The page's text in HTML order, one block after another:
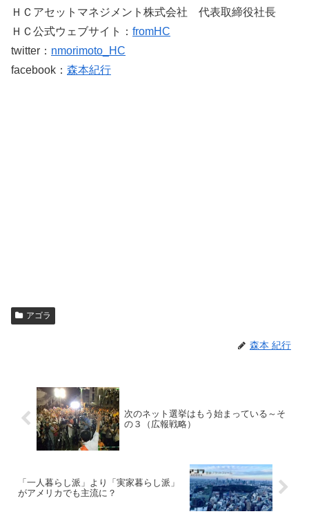
ＨＣアセットマネジメント株式会社 代表取締役社長
ＨＣ公式ウェブサイト： fromHC
twitter： nmorimoto_HC
facebook： 森本紀行
アゴラ
森本 紀行
次のネット選挙はもう始まっている～そ
の３（広報戦略）
「一人暮らし派」より「実家暮らし派」
がアメリカでも主流に？